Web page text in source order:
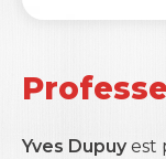
Yves Dupuy est